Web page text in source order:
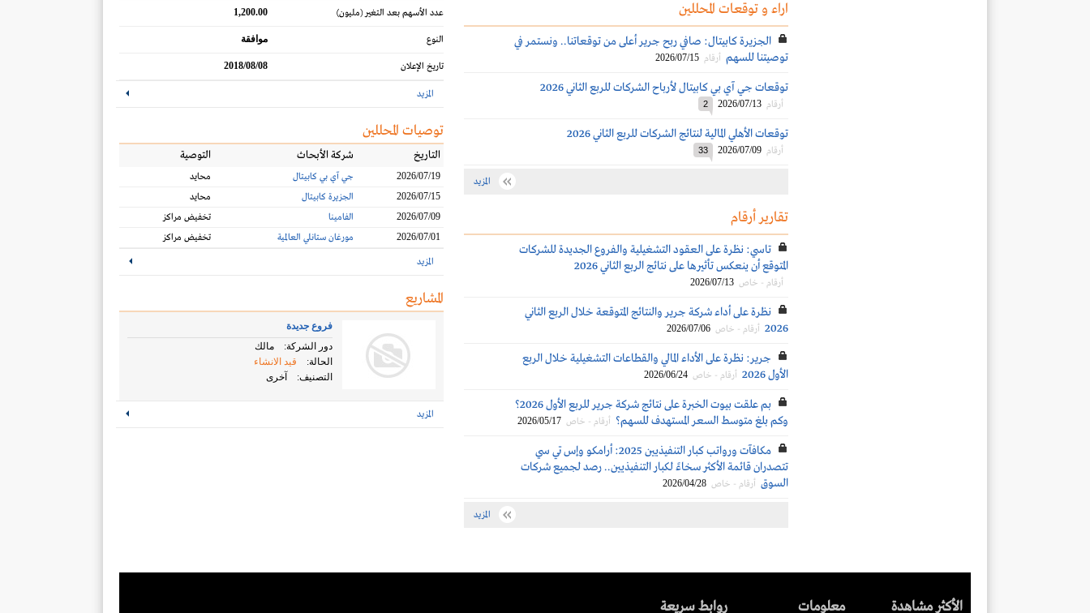
اراء و توقعات المحللين
الجزيرة كابيتال: صافي ربح جرير أعلى من توقعاتنا.. ونستمر في
توصيتنا للسهم أرقام 2026/07/15
توقعات جي آي بي كابيتال لأرباح الشركات للربع الثاني 2026
أرقام 2026/07/13
2
توقعات الأهلي المالية لنتائج الشركات للربع الثاني 2026
أرقام 2026/07/09
33
المزيد
تقارير أرقام
تاسي: نظرة على العقود التشغيلية والفروع الجديدة للشركات
المتوقع أن ينعكس تأثيرها على نتائج الربع الثاني 2026
أرقام - خاص 2026/07/13
نظرة على أداء شركة جرير والنتائج المتوقعة خلال الربع الثاني
2026 أرقام - خاص 2026/07/06
جرير: نظرة على الأداء المالي والقطاعات التشغيلية خلال الربع
الأول 2026
أرقام - خاص 2026/06/24
بم علقت بيوت الخبرة على نتائج شركة جرير للربع الأول 2026؟
وكم بلغ متوسط السعر المستهدف للسهم؟ أرقام - خاص 2026/05/17
مكافآت ورواتب كبار التنفيذيين 2025: أرامكو وإس تي سي
تتصدران قائمة الأكثر سخاءً لكبار التنفيذيين.. رصد لجميع شركات
السوق أرقام - خاص 2026/04/28
المزيد
عدد الأسهم بعد التغير(مليون) 1,200.00
النوع موافقة
تاريخ الإعلان 2018/08/08
المزيد
توصيات المحللين
التاريخ شركة الأبحاث التوصية
2026/07/19 جي آي بي كابيتال
محايد
2026/07/15
الجزيرة كابيتال
محايد
2026/07/09
الفامينا
تخفيض مراكز
2026/07/01
مورغان ستانلي العالمية تخفيض مراكز
المزيد
المشاريع
فروع جديدة
دور الشركة:
مالك
الحالة:
قيد الانشاء
التصنيف:
آخرى
المزيد
الأكثر مشاهدة معلومات روابط سريعة